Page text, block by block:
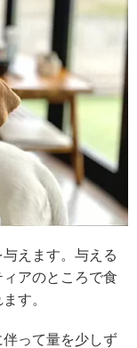
与えます。与える
アのところで食
す。
って量を少しず